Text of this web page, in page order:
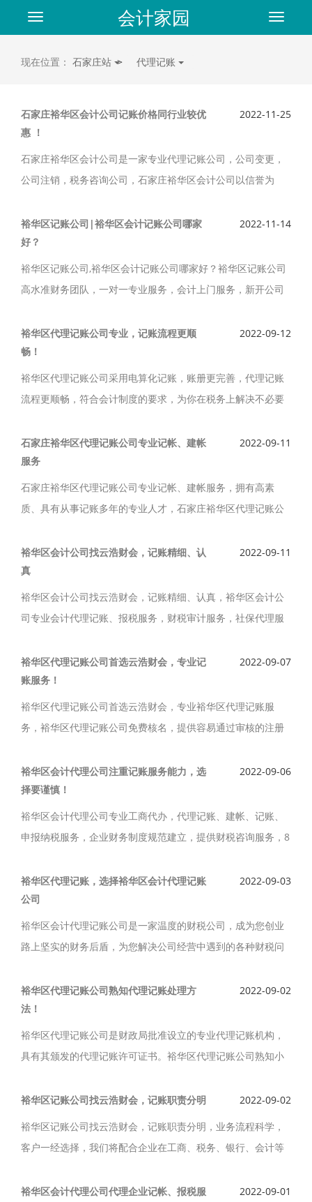
Toggle
Toggle
navigation
会计家园
现在位置： 石家庄站 > 代理记账
石家庄裕华区会计公司记账价格同行业较优
惠 ！
2022-11-25
石家庄裕华区会计公司是一家专业代理记账公司，公司变更，
公司注销，税务咨询公司，石家庄裕华区会计公司以信誉为
账价格同行业较优惠。
裕华区记账公司|裕华区会计记账公司哪家
好？
2022-11-14
裕华区记账公司,裕华区会计记账公司哪家好？裕华区记账公司
高水准财务团队，一对一专业服务，会计上门服务，新开公司
免费代账1个月。
裕华区代理记账公司专业，记账流程更顺
畅！
2022-09-12
裕华区代理记账公司采用电算化记账，账册更完善，代理记账
流程更顺畅，符合会计制度的要求，为你在税务上解决不必要
裕华区代理记账首选裕华区代理记账公司。
石家庄裕华区代理记账公司专业记帐、建帐
服务
2022-09-11
石家庄裕华区代理记账公司专业记帐、建帐服务，拥有高素
质、具有从事记账多年的专业人才，石家庄裕华区代理记账公
验，提供更专业化的优质记账服务。
裕华区会计公司找云浩财会，记账精细、认
真
2022-09-11
裕华区会计公司找云浩财会，记账精细、认真，裕华区会计公
司专业会计代理记账、报税服务，财税审计服务，社保代理服
等服务
裕华区代理记账公司首选云浩财会，专业记
账服务！
2022-09-07
裕华区代理记账公司首选云浩财会，专业裕华区代理记账服
务，裕华区代理记账公司免费核名，提供容易通过审核的注册
程代理，速度快，费用还便宜。
裕华区会计代理公司注重记账服务能力，选
择要谨慎！
2022-09-06
裕华区会计代理公司专业工商代办，代理记账、建帐、记账、
申报纳税服务，企业财务制度规范建立，提供财税咨询服务，8
注重记账公司服务能力，选择要谨慎。
裕华区代理记账，选择裕华区会计代理记账
公司
2022-09-03
裕华区会计代理记账公司是一家温度的财税公司，成为您创业
路上坚实的财务后盾，为您解决公司经营中遇到的各种财税问
理税务报到及代理记账限时优惠，代理记账低廉。
裕华区代理记账公司熟知代理记账处理方
法！
2022-09-02
裕华区代理记账公司是财政局批准设立的专业代理记账机构，
具有其颁发的代理记账许可证书。裕华区代理记账公司熟知小
做大做好财税铺垫。
裕华区记账公司找云浩财会，记账职责分明
2022-09-02
裕华区记账公司找云浩财会，记账职责分明，业务流程科学，
客户一经选择，我们将配合企业在工商、税务、银行、会计等
信、认真、负责，为客户提供优质服务。
裕华区会计代理公司代理企业记帐、报税服
2022-09-01